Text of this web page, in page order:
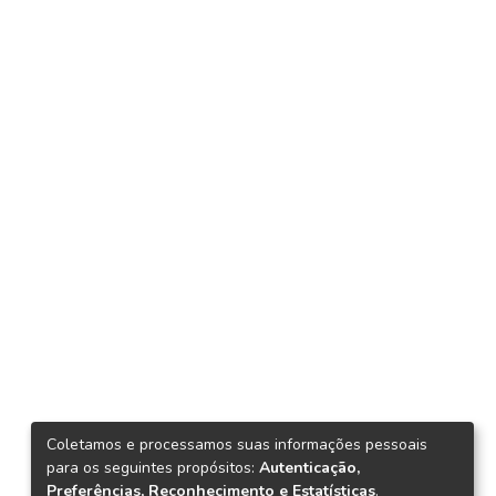
Coletamos e processamos suas informações pessoais
para os seguintes propósitos: Autenticação,
Preferências, Reconhecimento e Estatísticas.